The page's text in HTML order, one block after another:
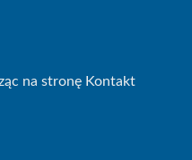
na stronę Kontakt